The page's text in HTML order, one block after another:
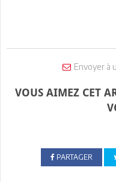
Envoyer à
VOUS AIMEZ CET
PARTAGER